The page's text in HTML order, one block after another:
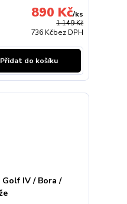
1 149 Kč
890 Kč/ks
736 Kčbez DPH
Přidat do košíku